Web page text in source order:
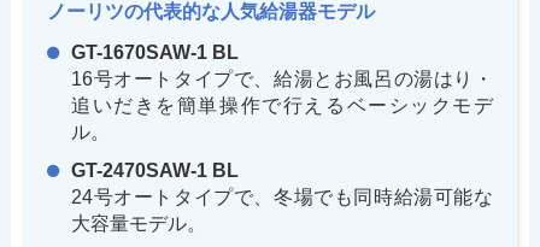
ノーリツの代表的な人気給湯器モデル
GT-1670SAW-1 BL
16号オートタイプで、給湯とお風呂の湯はり・
追いだきを簡単操作で行えるベーシックモデ
ル。
GT-2470SAW-1 BL
24号オートタイプで、冬場でも同時給湯可能な
大容量モデル。